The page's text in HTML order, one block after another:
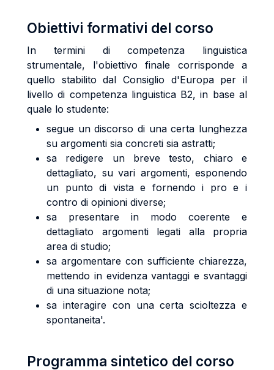
Obiettivi formativi del corso
In termini di competenza linguistica
strumentale, l'obiettivo finale corrisponde a
quello stabilito dal Consiglio d'Europa per il
livello di competenza linguistica B2, in base al
quale lo studente:
segue un discorso di una certa lunghezza
su argomenti sia concreti sia astratti;
sa redigere un breve testo, chiaro e
dettagliato, su vari argomenti, esponendo
un punto di vista e fornendo i pro e i
contro di opinioni diverse;
sa presentare in modo coerente e
dettagliato argomenti legati alla propria
area di studio;
sa argomentare con sufficiente chiarezza,
mettendo in evidenza vantaggi e svantaggi
di una situazione nota;
sa interagire con una certa scioltezza e
spontaneita'.
Programma sintetico del corso